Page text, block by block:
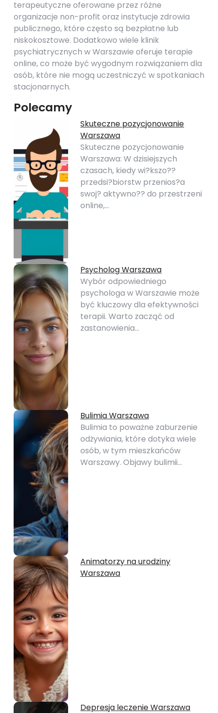
terapeutyczne oferowane przez różne
organizacje non-profit oraz instytucje zdrowia
publicznego, które często są bezpłatne lub
niskokosztowe. Dodatkowo wiele klinik
psychiatrycznych w Warszawie oferuje terapie
online, co może być wygodnym rozwiązaniem dla
osób, które nie mogą uczestniczyć w spotkaniach
stacjonarnych.
Polecamy
Skuteczne pozycjonowanie
Warszawa
Skuteczne pozycjonowanie
Warszawa: W dzisiejszych
czasach, kiedy wi?kszo??
przedsi?biorstw przenios?a
swoj? aktywno?? do przestrzeni
online,…
Psycholog Warszawa
Wybór odpowiedniego
psychologa w Warszawie może
być kluczowy dla efektywności
terapii. Warto zacząć od
zastanowienia…
Bulimia Warszawa
Bulimia to poważne zaburzenie
odżywiania, które dotyka wiele
osób, w tym mieszkańców
Warszawy. Objawy bulimii…
Animatorzy na urodziny
Warszawa
Depresja leczenie Warszawa